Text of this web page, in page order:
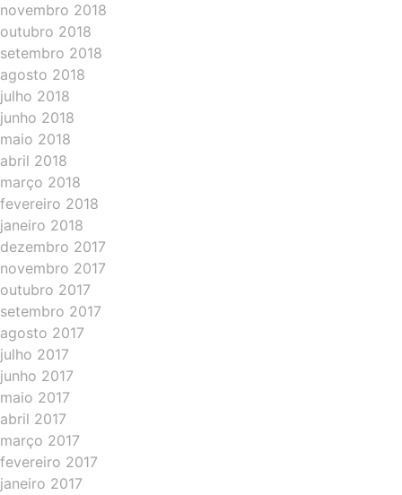
novembro 2018
outubro 2018
setembro 2018
agosto 2018
julho 2018
junho 2018
maio 2018
abril 2018
março 2018
fevereiro 2018
janeiro 2018
dezembro 2017
novembro 2017
outubro 2017
setembro 2017
agosto 2017
julho 2017
junho 2017
maio 2017
abril 2017
março 2017
fevereiro 2017
janeiro 2017